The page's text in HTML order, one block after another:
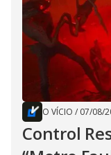
O VÍCIO / 07/08/
Control